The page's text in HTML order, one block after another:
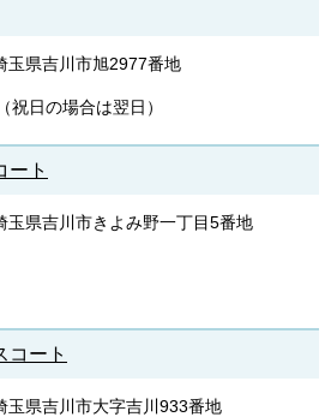
県吉川市旭2977番地
祝日の場合は翌日）
ート
県吉川市きよみ野一丁目5番地
コート
県吉川市大字吉川933番地